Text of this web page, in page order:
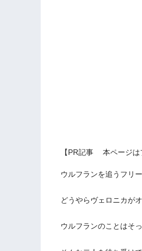
【PR記事 本ページは
ウルフランを追うフリ
どうやらヴェロニカが
ウルフランのことはそ